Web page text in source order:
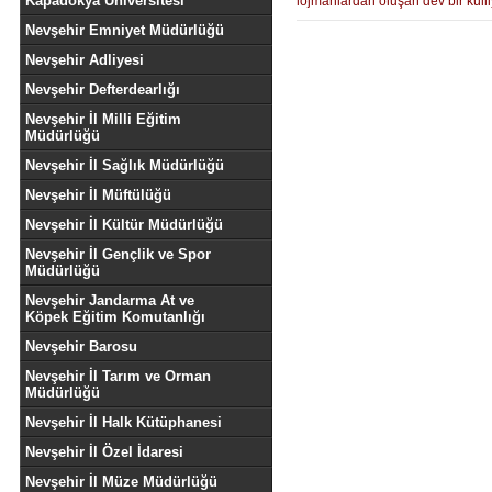
Nevşehir Emniyet Müdürlüğü
Nevşehir Adliyesi
Nevşehir Defterdearlığı
Nevşehir İl Milli Eğitim
Müdürlüğü
Nevşehir İl Sağlık Müdürlüğü
Nevşehir İl Müftülüğü
Nevşehir İl Kültür Müdürlüğü
Nevşehir İl Gençlik ve Spor
Müdürlüğü
Nevşehir Jandarma At ve
Köpek Eğitim Komutanlığı
Nevşehir Barosu
Nevşehir İl Tarım ve Orman
Müdürlüğü
Nevşehir İl Halk Kütüphanesi
Nevşehir İl Özel İdaresi
Nevşehir İl Müze Müdürlüğü